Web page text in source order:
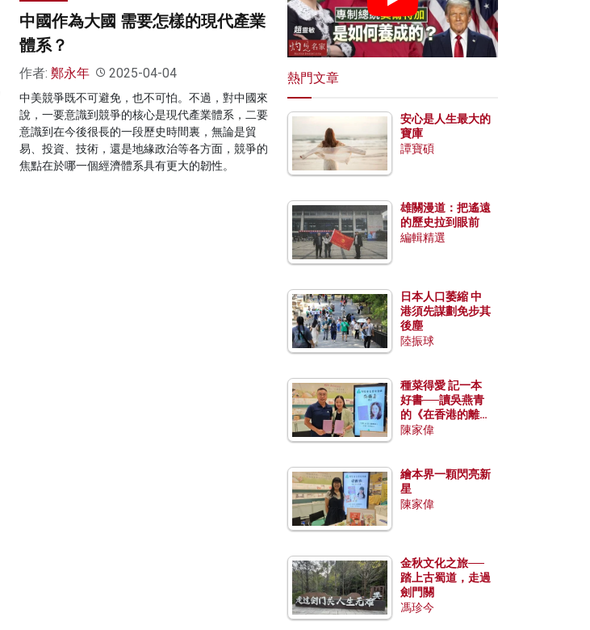
中國作為大國 需要怎樣的現代產業
體系？
作者: 鄭永年 2025-04-04
中美競爭既不可避免，也不可怕。不過，對中國來
說，一要意識到競爭的核心是現代產業體系，二要
意識到在今後很長的一段歷史時間裏，無論是貿
易、投資、技術，還是地緣政治等各方面，競爭的
焦點在於哪一個經濟體系具有更大的韌性。
熱門文章
安心是人生最大的
寶庫
譚寶碩
雄關漫道：把遙遠
的歷史拉到眼前
編輯精選
日本人口萎縮 中
港須先謀劃免步其
後塵
陸振球
種菜得愛 記一本
好書──讀吳燕青
的《在香港的離島
種菜》
陳家偉
繪本界一顆閃亮新
星
陳家偉
金秋文化之旅──
踏上古蜀道，走過
劍門關
馮珍今